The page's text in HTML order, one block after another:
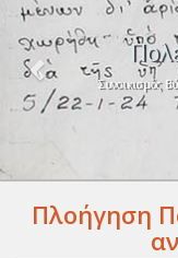
Συνοικισμός
Πλοήγηση